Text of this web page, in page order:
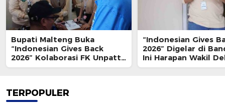
Bupati Malteng Buka
“Indonesian Gives Back
2026” Kolaborasi FK Unpatti
& ISMKI di Banda Neira
“Indonesian Gives
2026” Digelar di
Ini Harapan Wakil
Unpatti
TERPOPULER